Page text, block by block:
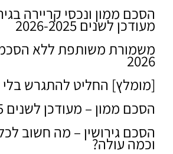
הסכם ממון ונכסי קריירה
מעודכן לשנים 2026-2025
משמורת משותפת ללא
2026
[מומלץ] החליט להתגרש
הסכם ממון – מעודכן לשנים 2026-2025
הסכם גירושין – מה חשוב
וכמה עולה?